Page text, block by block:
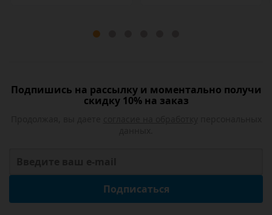
Подпишись на рассылку и моментально получи
скидку 10% на заказ
Подписаться